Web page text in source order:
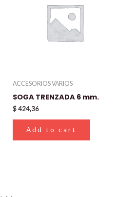
ACCESORIOS VARIOS
SOGA TRENZADA 6 mm.
$424,36
Add to cart